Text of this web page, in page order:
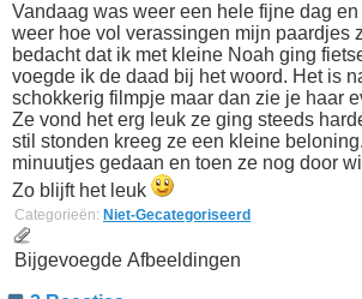
Vandaag was weer een hele fijne dag
weer hoe vol verassingen mijn paardjes
bedacht dat ik met kleine Noah ging
voegde ik de daad bij het woord. Het is
schokkerig filmpje maar dan zie je haar
Ze vond het erg leuk ze ging steeds
stil stonden kreeg ze een kleine
minuutjes gedaan en toen ze nog door
Zo blijft het leuk
Categorieën: Niet-Gecategoriseerd
Bijgevoegde Afbeeldingen